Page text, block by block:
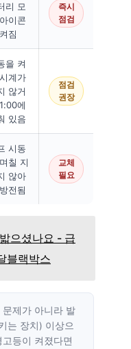
리 모
이콘
짐
즉시
점검
을 켜
계가
않거
에
있음
점검
권장
시동
칠 지
않아
전됨
교체
필요
으셨나요 - 급
블랙박스
제가 아니라 발
는 장치) 이상으
등이 켜졌다면